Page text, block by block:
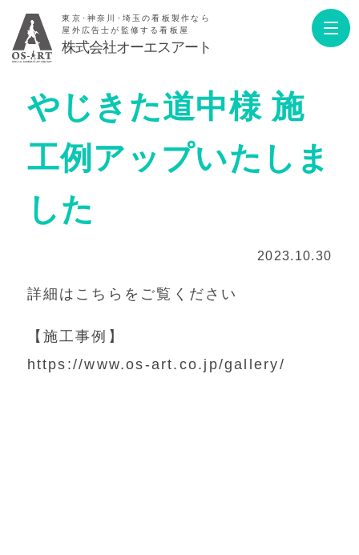
東京･神奈川･埼玉の看板製作なら
屋外広告士が監修する看板屋
株式会社オーエスアート
やじきた道中様 施
工例アップいたしま
した
2023.10.30
詳細はこちらをご覧ください
【施工事例】
https://www.os-art.co.jp/gallery/